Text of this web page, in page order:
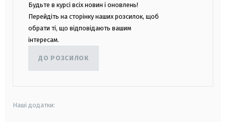
Будьте в курсі всіх новин і оновлень!
Перейдіть на сторінку наших розсилок, щоб
обрати ті, що відповідають вашим
інтересам.
ДО РОЗСИЛОК
Наші додатки: